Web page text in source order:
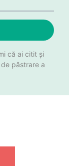
că ai citit și
păstrare a